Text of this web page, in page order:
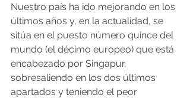
Nuestro país ha ido mejorando en los
últimos años y, en la actualidad, se
sitúa en el puesto número quince del
mundo (el décimo europeo) que está
encabezado por Singapur,
sobresaliendo en los dos últimos
apartados y teniendo el peor